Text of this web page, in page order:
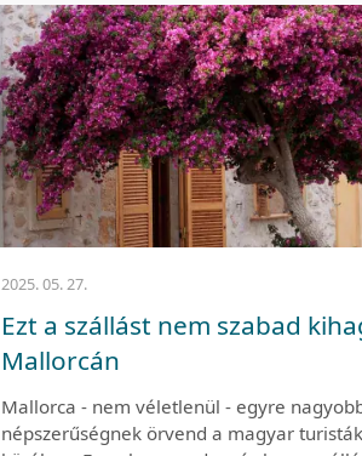
2025. 05. 27.
Ezt a szállást nem szabad
Mallorcán
Mallorca - nem véletlenül - egyre
népszerűségnek örvend a magyar turisták